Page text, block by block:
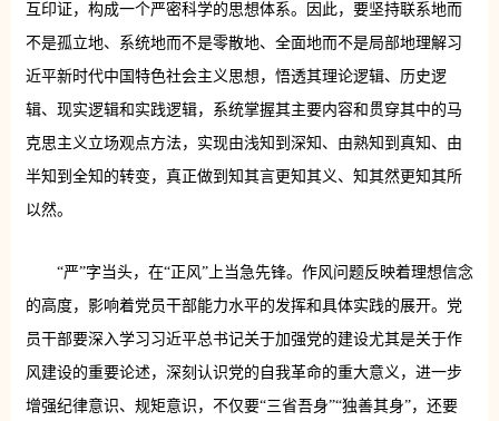
互印证，构成一个严密科学的思想体系。因此，要坚持联系地而
不是孤立地、系统地而不是零散地、全面地而不是局部地理解习
近平新时代中国特色社会主义思想，悟透其理论逻辑、历史逻
辑、现实逻辑和实践逻辑，系统掌握其主要内容和贯穿其中的马
克思主义立场观点方法，实现由浅知到深知、由熟知到真知、由
半知到全知的转变，真正做到知其言更知其义、知其然更知其所
以然。
“严”字当头，在“正风”上当急先锋。作风问题反映着理想信念
的高度，影响着党员干部能力水平的发挥和具体实践的展开。党
员干部要深入学习习近平总书记关于加强党的建设尤其是关于作
风建设的重要论述，深刻认识党的自我革命的重大意义，进一步
增强纪律意识、规矩意识，不仅要“三省吾身”“独善其身”，还要